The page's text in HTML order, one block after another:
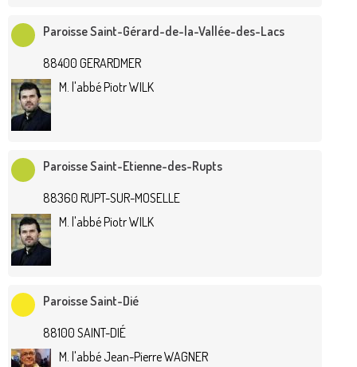
Paroisse Saint-Gérard-de-la-Vallée-des-Lacs
88400 GERARDMER
M. l'abbé Piotr WILK
Paroisse Saint-Etienne-des-Rupts
88360 RUPT-SUR-MOSELLE
M. l'abbé Piotr WILK
Paroisse Saint-Dié
88100 SAINT-DIÉ
M. l'abbé Jean-Pierre WAGNER